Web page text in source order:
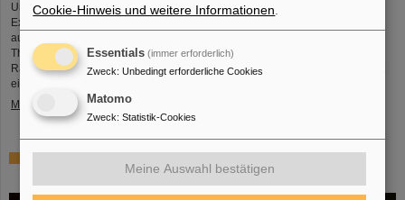
Untersuchung des gebundenen Betazerfalls mit Experimenten am GSI/FAIR-
Experimentierspeicherring ESR mit dem FAIR-GSI PhD Award 2025
ausgezeichnet worden. Seine Präzisionsmessung an vollständig ionisierten
Thallium-205-Ionen trug zur Lösung eines seit Jahrzehnten bestehenden
Rätsels über den Ursprung von Blei in unserem Sonnensystem bei und stellt
eine herausragende Leistung für GSI/FAIR dar.
Mehr »
Atomkerne – GSI/FAIR-Forschende beteiligt
Cookie-Hinweis und weitere Informationen
Essentials (immer erforderlich)
Zweck: Unbedingt erforderliche Cookies
Matomo
Zweck: Statistik-Cookies
Meine Auswahl bestätigen